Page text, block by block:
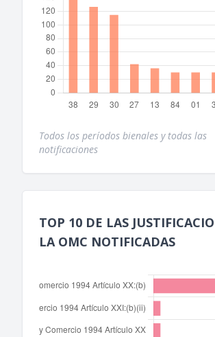
Todos los períodos bienales y todas las
notificaciones
TOP 10 DE LAS
LA OMC NOTIFICADAS